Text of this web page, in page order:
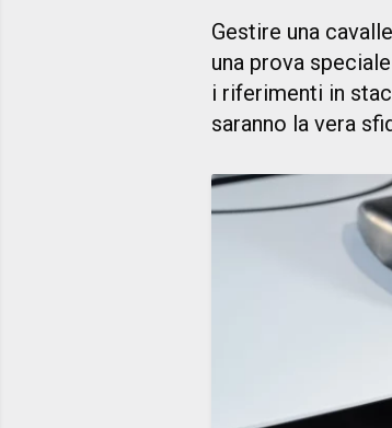
Gestire una
una prova
i riferimenti in
saranno la vera